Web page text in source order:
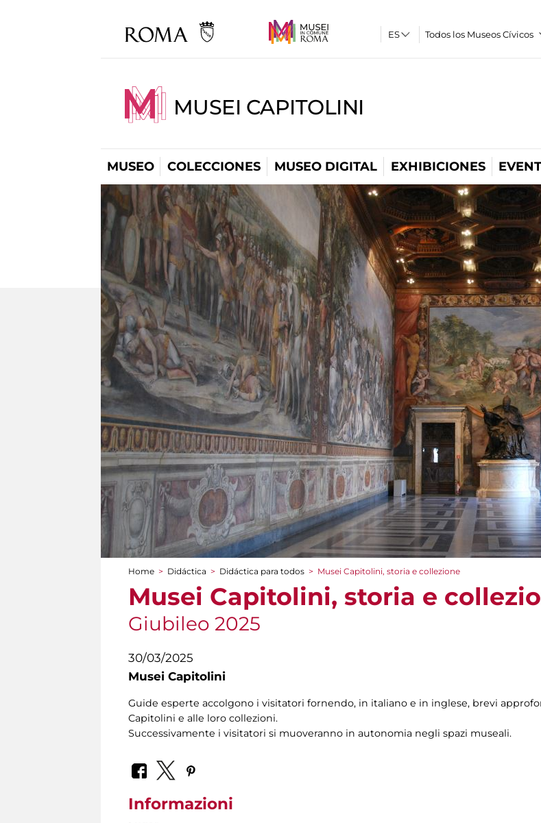
Todos los Museos Cívicos
MUSEI CAPITOLINI
MUSEO COLECCIONES MUSEO DIGITAL EXHIBICIONES
You are here
Home > Didáctica > Didáctica para todos > Musei Capitolini, storia e collezione
Musei Capitolini, storia e
Giubileo 2025
30/03/2025
Musei Capitolini
Guide esperte accolgono i visitatori fornendo, in italiano e in inglese, brevi
Capitolini e alle loro collezioni.
Successivamente i visitatori si muoveranno in autonomia negli spazi museali.
Informazioni